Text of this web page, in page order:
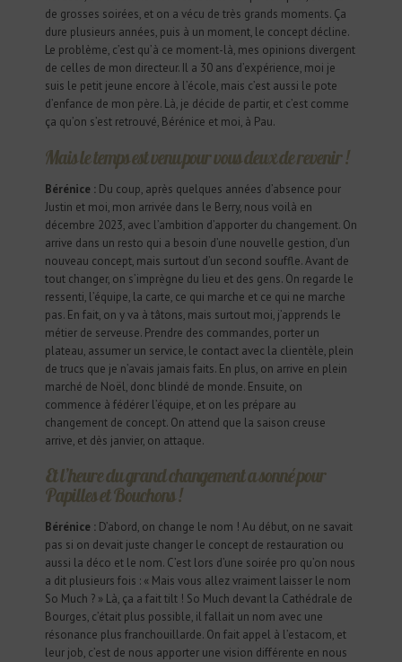
de grosses soirées, et on a vécu de très grands moments. Ça
dure plusieurs années, puis à un moment, le concept décline.
Le problème, c’est qu’à ce moment-là, mes opinions divergent
de celles de mon directeur. Il a 30 ans d’expérience, moi je
suis le petit jeune encore à l’école, mais c’est aussi le pote
d’enfance de mon père. Là, je décide de partir, et c’est comme
ça qu’on s’est retrouvé, Bérénice et moi, à Pau.
Mais le temps est venu pour vous deux de revenir !
Bérénice : Du coup, après quelques années d’absence pour
Justin et moi, mon arrivée dans le Berry, nous voilà en
décembre 2023, avec l’ambition d’apporter du changement. On
arrive dans un resto qui a besoin d’une nouvelle gestion, d’un
nouveau concept, mais surtout d’un second souffle. Avant de
tout changer, on s’imprègne du lieu et des gens. On regarde le
ressenti, l’équipe, la carte, ce qui marche et ce qui ne marche
pas. En fait, on y va à tâtons, mais surtout moi, j’apprends le
métier de serveuse. Prendre des commandes, porter un
plateau, assumer un service, le contact avec la clientèle, plein
de trucs que je n’avais jamais faits. En plus, on arrive en plein
marché de Noël, donc blindé de monde. Ensuite, on
commence à fédérer l’équipe, et on les prépare au
changement de concept. On attend que la saison creuse
arrive, et dès janvier, on attaque.
Et l’heure du grand changement a sonné pour
Papilles et Bouchons !
Bérénice : D’abord, on change le nom ! Au début, on ne savait
pas si on devait juste changer le concept de restauration ou
aussi la déco et le nom. C’est lors d’une soirée pro qu’on nous
a dit plusieurs fois : « Mais vous allez vraiment laisser le nom
So Much ? » Là, ça a fait tilt ! So Much devant la Cathédrale de
Bourges, c’était plus possible, il fallait un nom avec une
résonance plus franchouillarde. On fait appel à l’estacom, et
leur job, c’est de nous apporter une vision différente en nous